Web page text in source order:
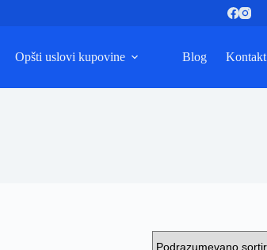
Opšti uslovi kupovine Blog Kontakt